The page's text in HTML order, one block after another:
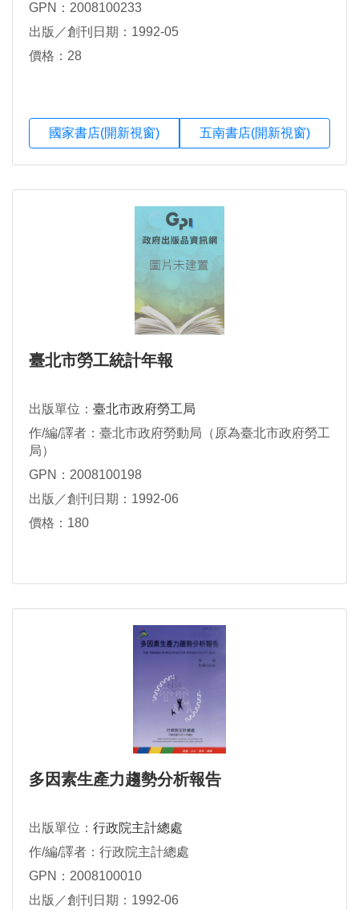
GPN：2008100233
出版／創刊日期：1992-05
價格：28
國家書店(開新視窗) 五南書店(開新視窗)
臺北市勞工統計年報
出版單位： 臺北市政府勞工局
作/編/譯者：臺北市政府勞動局（原為臺北市政府勞工
局）
GPN：2008100198
出版／創刊日期：1992-06
價格：180
多因素生產力趨勢分析報告
出版單位： 行政院主計總處
作/編/譯者：行政院主計總處
GPN：2008100010
出版／創刊日期：1992-06